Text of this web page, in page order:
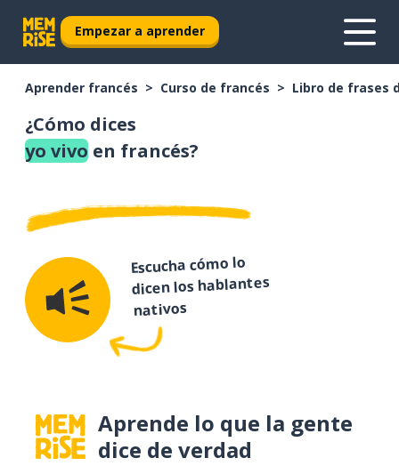
Empezar a aprender
Aprender francés Curso de francés Libro de frases
¿Cómo dices
yo vivo en francés?
Escucha cómo lo
dicen los hablantes
nativos
Aprende lo que la gente
dice de verdad